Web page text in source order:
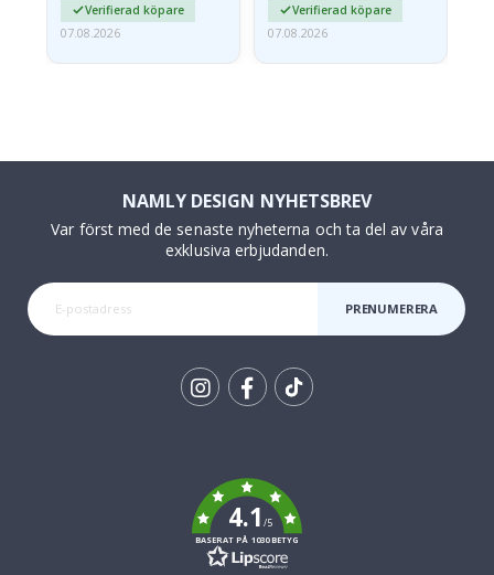
Verifierad köpare
07.08.2026
Verifierad köpare
07.08.2026
NAMLY DESIGN NYHETSBREV
Var först med de senaste nyheterna och ta del av våra
exklusiva erbjudanden.
PRENUMERERA
4.1/5
BASERAT PÅ 1030 BETYG